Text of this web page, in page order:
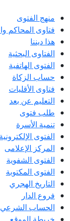
منهج الفتوى
فتاوى المحاكم
هذا ديننا
الفتاوى البحثية
الفتوى الهاتفية
حساب الزكاة
فتاوى الأقليات
التعليم عن بعد
طلب فتوى
تنمية الأسرة
الفتوى الإلكترونية
المركز الإعلامى
الفتوى الشفوية
الفتوى المكتوبة
التاريخ الهجري
فروع الدار
الحساب الشرعي